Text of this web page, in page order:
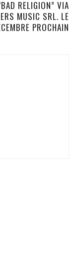
RELIGION” VIA
MUSIC SRL. LE
PROCHAIN